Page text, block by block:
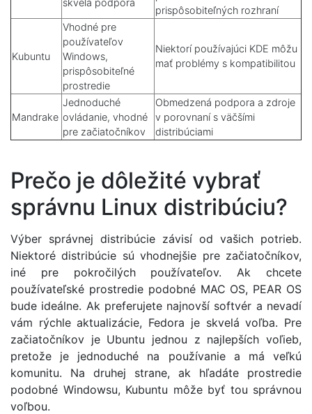
skvelá podpora
prispôsobiteľných rozhraní
Kubuntu
Vhodné pre
používateľov
Windows,
prispôsobiteľné
prostredie
Niektorí používajúci KDE môžu
mať problémy s kompatibilitou
Mandrake
Jednoduché
ovládanie, vhodné
pre začiatočníkov
Obmedzená podpora a zdroje
v porovnaní s väčšími
distribúciami
Prečo je dôležité vybrať
správnu Linux distribúciu?
Výber správnej distribúcie závisí od vašich potrieb.
Niektoré distribúcie sú vhodnejšie pre začiatočníkov,
iné pre pokročilých používateľov. Ak chcete
používateľské prostredie podobné MAC OS, PEAR OS
bude ideálne. Ak preferujete najnovší softvér a nevadí
vám rýchle aktualizácie, Fedora je skvelá voľba. Pre
začiatočníkov je Ubuntu jednou z najlepších voľieb,
pretože je jednoduché na používanie a má veľkú
komunitu. Na druhej strane, ak hľadáte prostredie
podobné Windowsu, Kubuntu môže byť tou správnou
voľbou.